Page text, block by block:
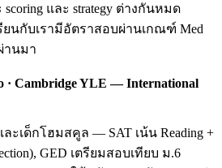
และ strategy ต่างกันหมด
ยนกับเรามีอัตราสอบผ่านเกณฑ์ Med
านมา
· Cambridge YLE — International
ะเด็กโฮมสคูล — SAT เน้น Reading +
GED เตรียมสอบเทียบ ม.6